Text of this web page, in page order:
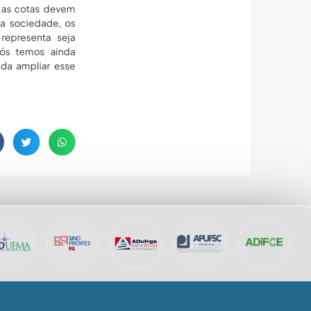
cotas devem
sociedade, os
seja
temos ainda
ampliar esse